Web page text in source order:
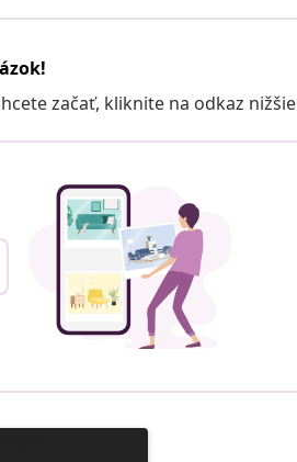
začať, kliknite na odkaz nižšie